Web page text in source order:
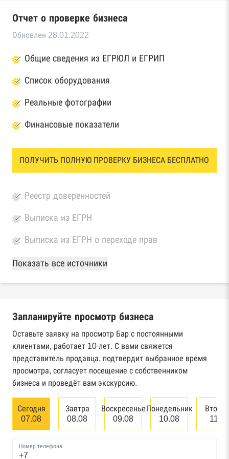
Отчет о проверке бизнеса
Обновлен 28.01.2022
Общие сведения из ЕГРЮЛ и ЕГРИП
Список оборудования
Реальные фотографии
Финансовые показатели
ПОЛУЧИТЬ ПОЛНУЮ ПРОВЕРКУ БИЗНЕСА БЕСПЛАТНО
Реестр доверенностей
Выписка из ЕГРН
Выписка из ЕГРН о переходе прав
База Росстата
Реестры ЕГРЮЛ и ЕГРИП Федеральной
Реестр государственных контрактов
Федерального казначейства
Картотека арбитражных дел Высшего
арбитражного суда
Единый федеральный реестр сведений о
банкротстве юридических лиц
Показать все источники
Запланируйте просмотр бизнеса
Оставьте заявку на просмотр Бар с постоянными
клиентами, работает 10 лет. С вами свяжется
представитель продавца, подтвердит выбранное время
просмотра, согласует посещение с собственником
бизнеса и проведёт вам экскурсию.
Сегодня
07.08
Завтра
08.08
Воскресенье
09.08
Понедельник
10.08
11.08
Номер телефона